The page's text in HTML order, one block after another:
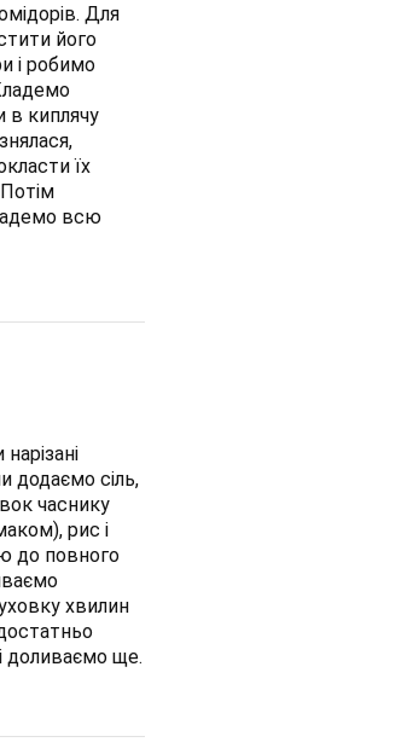
Для
його
і робимо
в киплячу
їх
всю
додаємо сіль,
часнику
рис і
до повного
хвилин
доливаємо ще.